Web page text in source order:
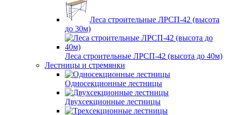
Леса строительные ЛРСП-42 (высота
до 30м)
Леса строительные ЛРСП-42 (высота до 40м)
Лестницы и стремянки
Односекционные лестницы
Двухсекционные лестницы